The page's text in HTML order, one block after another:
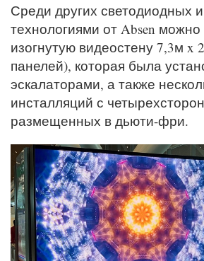
Среди других светодиодных
технологиями от Absen можно
изогнутую видеостену 7,3м x
панелей), которая была
эскалаторами, а также
инсталляций с
размещенных в дьюти-фри.